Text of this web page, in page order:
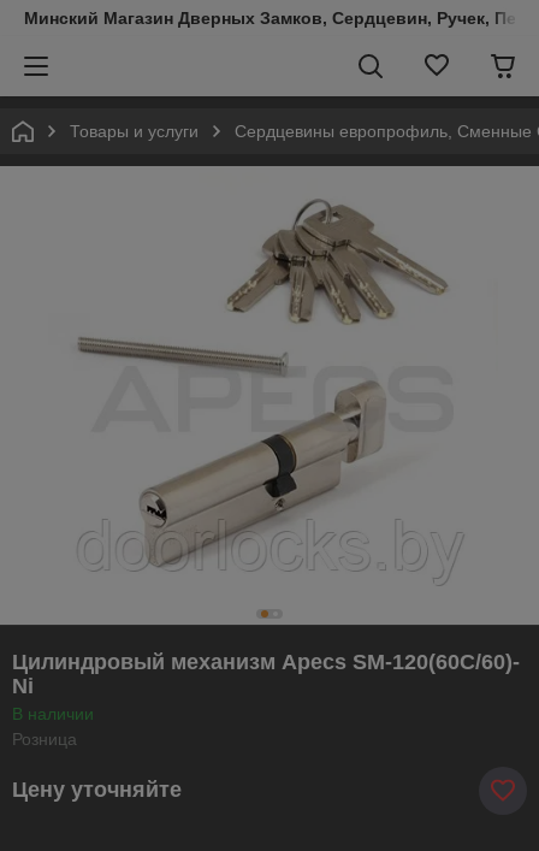
Минский Магазин Дверных Замков, Сердцевин, Ручек,
Товары и услуги Сердцевины европрофиль, Сменные
Цилиндровый механизм Apecs SM-120(60C/60)-
Ni
В наличии
Розница
Цену уточняйте